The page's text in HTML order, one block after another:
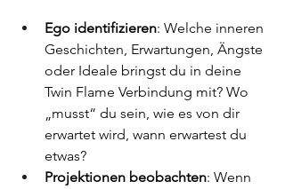
Ego identifizieren: Welche inneren
Geschichten, Erwartungen, Ängste
oder Ideale bringst du in deine
Twin Flame Verbindung mit? Wo
„musst“ du sein, wie es von dir
erwartet wird, wann erwartest du
etwas?
Projektionen beobachten: Wenn